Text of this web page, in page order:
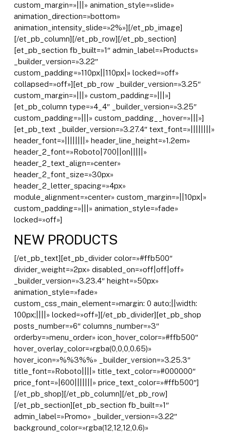
custom_margin=»|||» animation_style=»slide»
animation_direction=»bottom»
animation_intensity_slide=»2%»][/et_pb_image]
[/et_pb_column][/et_pb_row][/et_pb_section]
[et_pb_section fb_built=»1″ admin_label=»Products»
_builder_version=»3.22″
custom_padding=»110px||110px|» locked=»off»
collapsed=»off»][et_pb_row _builder_version=»3.25″
custom_margin=»|||» custom_padding=»|||»]
[et_pb_column type=»4_4″ _builder_version=»3.25″
custom_padding=»|||» custom_padding__hover=»|||»]
[et_pb_text _builder_version=»3.27.4″ text_font=»||||||||»
header_font=»||||||||» header_line_height=»1.2em»
header_2_font=»Roboto|700||on|||||»
header_2_text_align=»center»
header_2_font_size=»30px»
header_2_letter_spacing=»4px»
module_alignment=»center» custom_margin=»||10px|»
custom_padding=»|||» animation_style=»fade»
locked=»off»]
NEW PRODUCTS
[/et_pb_text][et_pb_divider color=»#ffb500″
divider_weight=»2px» disabled_on=»off|off|off»
_builder_version=»3.23.4″ height=»50px»
animation_style=»fade»
custom_css_main_element=»margin: 0 auto;||width:
100px;||||» locked=»off»][/et_pb_divider][et_pb_shop
posts_number=»6″ columns_number=»3″
orderby=»menu_order» icon_hover_color=»#ffb500″
hover_overlay_color=»rgba(0,0,0,0.65)»
hover_icon=»%%3%%» _builder_version=»3.25.3″
title_font=»Roboto||||» title_text_color=»#000000″
price_font=»|600|||||||» price_text_color=»#ffb500″]
[/et_pb_shop][/et_pb_column][/et_pb_row]
[/et_pb_section][et_pb_section fb_built=»1″
admin_label=»Promo» _builder_version=»3.22″
background_color=»rgba(12,12,12,0.6)»